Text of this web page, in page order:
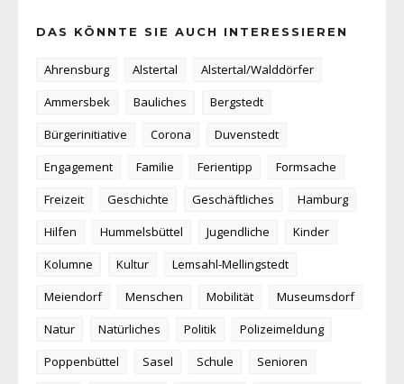
DAS KÖNNTE SIE AUCH INTERESSIEREN
Ahrensburg Alstertal
Alstertal/Walddörfer
Ammersbek
Bauliches
Bergstedt
Bürgerinitiative
Corona
Duvenstedt
Engagement
Familie Ferientipp
Formsache
Freizeit
Geschichte Geschäftliches
Hamburg
Hilfen
Hummelsbüttel Jugendliche
Kinder
Kolumne
Kultur
Lemsahl-Mellingstedt
Meiendorf
Menschen Mobilität
Museumsdorf
Natur
Natürliches Politik
Polizeimeldung
Poppenbüttel
Sasel Schule
Senioren